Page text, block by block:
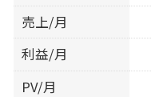
売上/月
利益/月
PV/月